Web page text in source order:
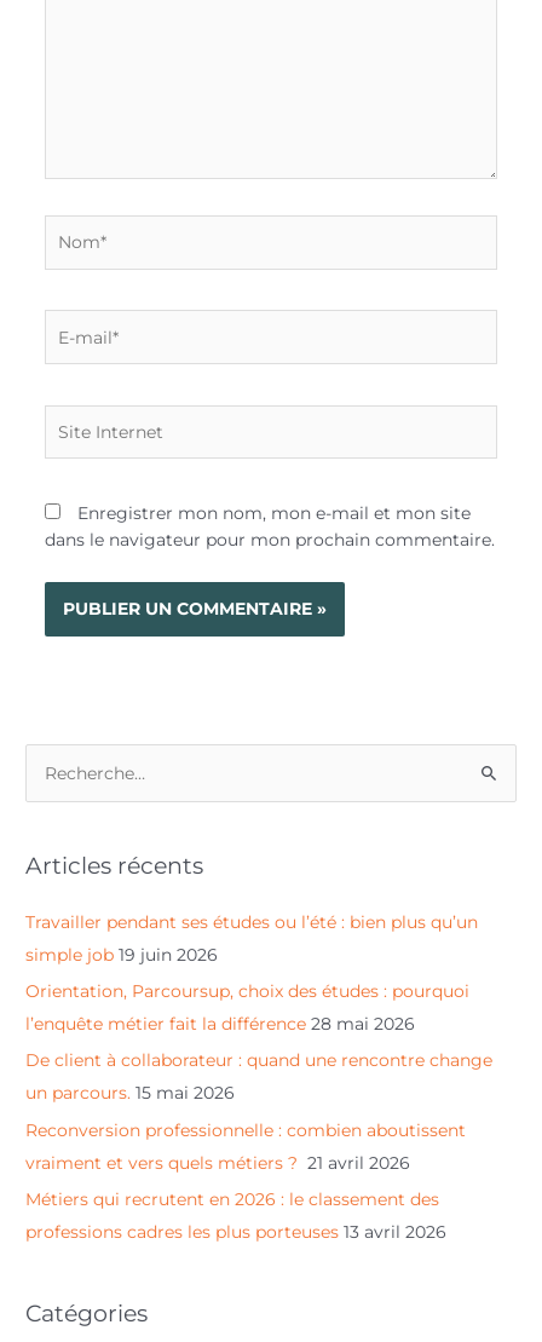
mail*
Internet
Enregistrer mon nom, mon e-mail et mon site
dans le navigateur pour mon prochain commentaire.
h
r
:
Articles récents
Travailler pendant ses études ou l’été : bien plus qu’un
simple job 19 juin 2026
Orientation, Parcoursup, choix des études : pourquoi
l’enquête métier fait la différence 28 mai 2026
De client à collaborateur : quand une rencontre change
un parcours. 15 mai 2026
Reconversion professionnelle : combien aboutissent
vraiment et vers quels métiers ? 21 avril 2026
Métiers qui recrutent en 2026 : le classement des
professions cadres les plus porteuses 13 avril 2026
Catégories